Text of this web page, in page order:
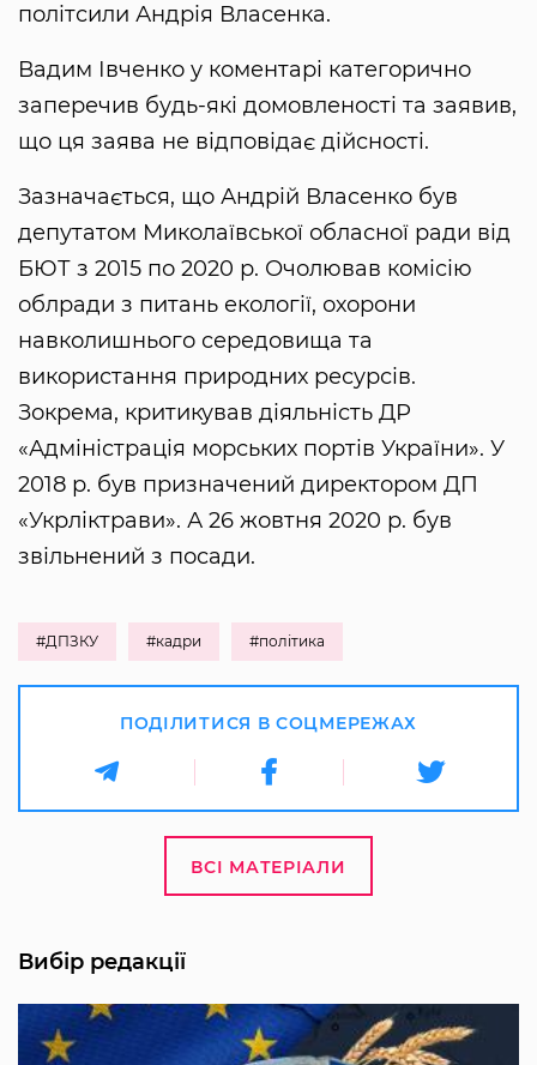
політсили Андрія Власенка.
Вадим Івченко у коментарі категорично
заперечив будь-які домовленості та заявив,
що ця заява не відповідає дійсності.
Зазначається, що Андрій Власенко був
депутатом Миколаївської обласної ради від
БЮТ з 2015 по 2020 р. Очолював комісію
облради з питань екології, охорони
навколишнього середовища та
використання природних ресурсів.
Зокрема, критикував діяльність ДР
«Адміністрація морських портів України». У
2018 р. був призначений директором ДП
«Укрліктрави». А 26 жовтня 2020 р. був
звільнений з посади.
#ДПЗКУ #кадри #політика
ПОДІЛИТИСЯ В СОЦМЕРЕЖАХ
ВСІ МАТЕРІАЛИ
Вибір редакції